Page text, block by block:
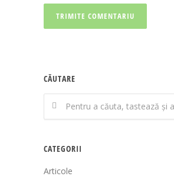
CĂUTARE
CATEGORII
Articole